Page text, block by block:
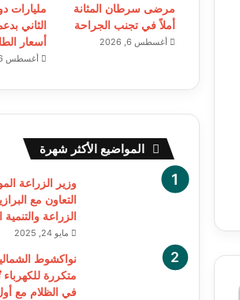
مرضى سرطان المثانة
أملاً في تجنب الجراحة
أغسطس 6, 2026
مليارات
الثاني
أسعار
أغسطس 6, 2026
المواضيع الأكثر شهرة
وزير الزراعة
التعاون مع
الزراعة والتنمية
مايو 24, 2025
نواكشوط
متكررة
في الظلام مع